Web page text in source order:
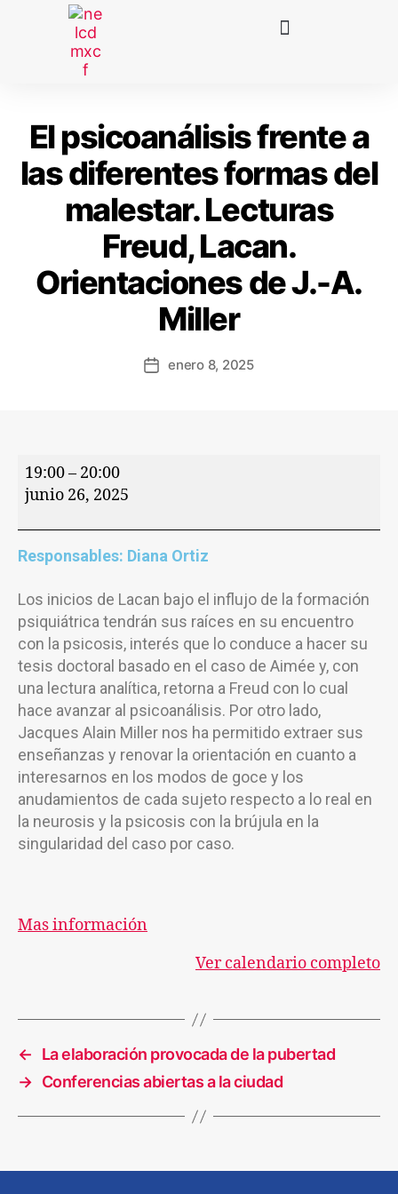
El psicoanálisis frente a
las diferentes formas del
malestar. Lecturas
Freud, Lacan.
Orientaciones de J.-A.
Miller
enero 8, 2025
19:00– 20:00
junio 26, 2025
Responsables: Diana Ortiz
Los inicios de Lacan bajo el influjo de la formación
psiquiátrica tendrán sus raíces en su encuentro
con la psicosis, interés que lo conduce a hacer su
tesis doctoral basado en el caso de Aimée y, con
una lectura analítica, retorna a Freud con lo cual
hace avanzar al psicoanálisis. Por otro lado,
Jacques Alain Miller nos ha permitido extraer sus
enseñanzas y renovar la orientación en cuanto a
interesarnos en los modos de goce y los
anudamientos de cada sujeto respecto a lo real en
la neurosis y la psicosis con la brújula en la
singularidad del caso por caso.
Mas información
Ver calendario completo
←
La elaboración provocada de la pubertad
→ Conferencias abiertas a la ciudad